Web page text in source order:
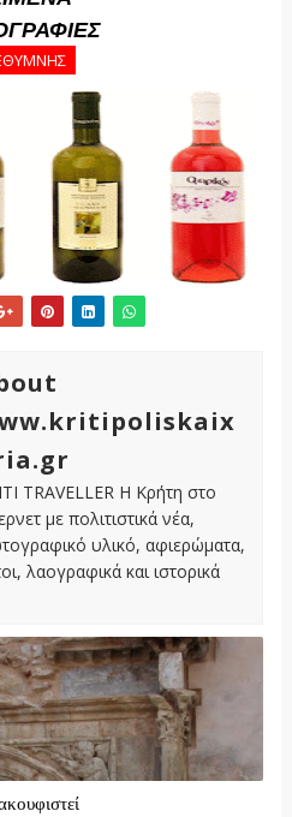
TRAVELLER Η Κρήτη στο
με πολιτιστικά νέα,
υλικό, αφιερώματα,
λαογραφικά και ιστορικά